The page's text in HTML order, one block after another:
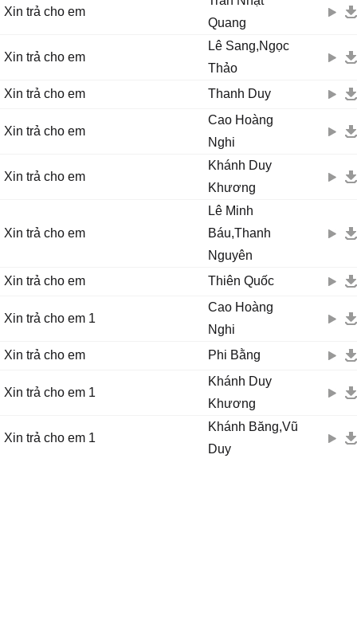
Xin trả cho em
Quang
Xin trả cho em
Lê Sang,Ngọc
Thảo
Xin trả cho em
Thanh Duy
Xin trả cho em
Cao Hoàng
Nghi
Xin trả cho em
Khánh Duy
Khương
Xin trả cho em
Lê Minh
Báu,Thanh
Nguyên
Xin trả cho em
Thiên Quốc
Xin trả cho em 1
Cao Hoàng
Nghi
Xin trả cho em
Phi Bằng
Xin trả cho em 1
Khánh Duy
Khương
Xin trả cho em 1
Khánh Băng,Vũ
Duy